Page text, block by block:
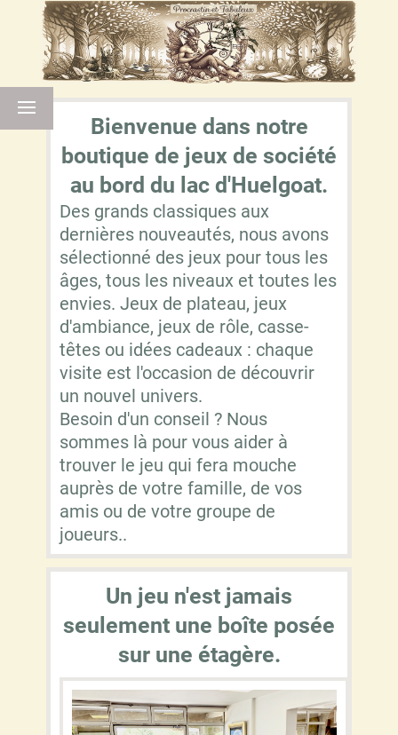
Bienvenue dans notre
boutique de jeux de société
au bord du lac d'Huelgoat.
Des grands classiques aux
dernières nouveautés, nous avons
sélectionné des jeux pour tous les
âges, tous les niveaux et toutes les
envies. Jeux de plateau, jeux
d'ambiance, jeux de rôle, casse-
têtes ou idées cadeaux : chaque
visite est l'occasion de découvrir
un nouvel univers.
Besoin d'un conseil ? Nous
sommes là pour vous aider à
trouver le jeu qui fera mouche
auprès de votre famille, de vos
amis ou de votre groupe de
joueurs..
Un jeu n'est jamais
seulement une boîte posée
sur une étagère.